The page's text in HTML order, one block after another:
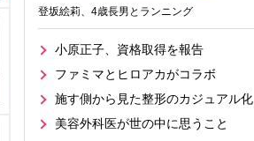
登坂絵莉、4歳長男とランニング
小原正子、資格取得を報告
ファミマとヒロアカがコラボ
施す側から見た整形のカジュアル化
美容外科医が世の中に思うこと